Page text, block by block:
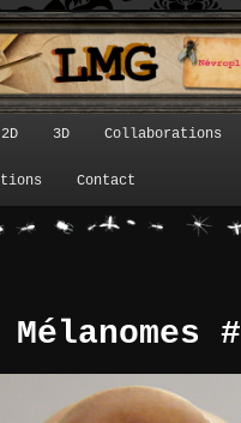
2D 3D Collaborations
Contact
Mélanomes